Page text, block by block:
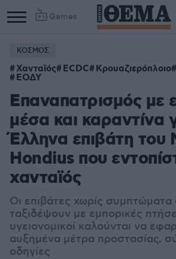
Games
ΚΟΣΜΟΣ
Χανταϊός ECDC Κρουαζιερόπλοιο
ΕΟΔΥ
Επαναπατρισμός με
μέσα και καραντίνα
Έλληνα επιβάτη του
Hondius που
χανταϊός
Οι επιβάτες χωρίς συμπτώματα
ταξιδέψουν με εμπορικές
υγειονομικοί καλούνται να
αυξημένα μέτρα προστασίας,
οδηγίες